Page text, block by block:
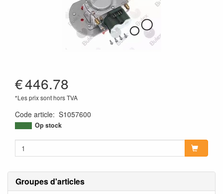
Groupes d'articles
€446.78
*Les prix sont hors TVA
Code article: S1057600
Op stock